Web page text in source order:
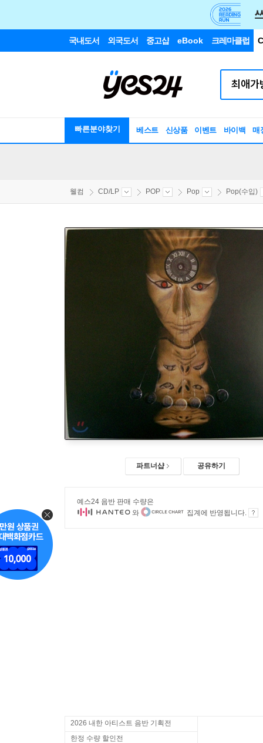
국내도서 외국도서 중고샵 eBook 크레마클럽
빠른분야찾기 베스트 신상품 이벤트 바이백 매
웰컴 CD/LP POP Pop Pop(수입)
파트너샵 공유하기
예스24 음반 판매 수량은
와
집계에 반영됩니다.
2026 내한 아티스트 음반 기획전
한정 수량 할인전